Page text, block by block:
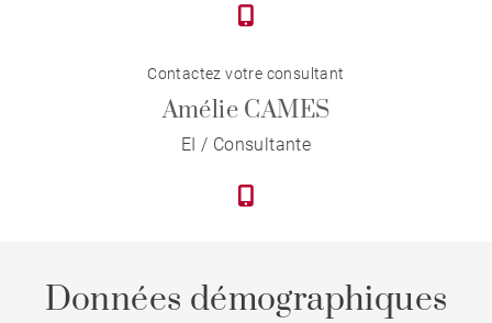
Contactez votre consultant
Amélie CAMES
EI / Consultante
Données démographiques